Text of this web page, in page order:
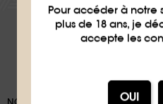
Pour accéder à notre
plus de 18 ans, je
accepte les